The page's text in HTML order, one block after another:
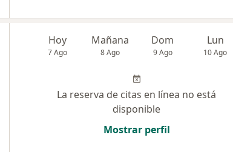
Hoy
7 Ago
Mañana
8 Ago
Dom
9 Ago
Lun
10 Ago
La reserva de citas en línea no está
disponible
Mostrar perfil